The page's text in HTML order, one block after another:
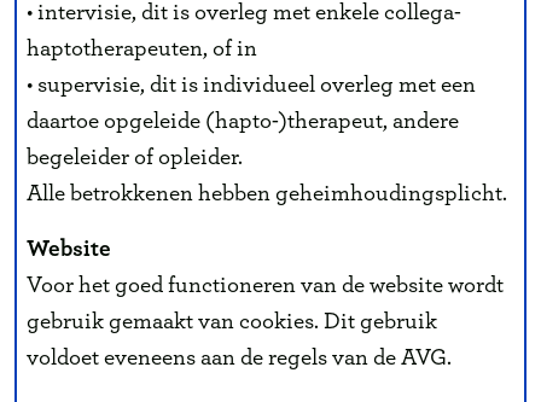
• intervisie, dit is overleg met enkele collega-
haptotherapeuten, of in
• supervisie, dit is individueel overleg met een
daartoe opgeleide (hapto-)therapeut, andere
begeleider of opleider.
Alle betrokkenen hebben geheimhoudingsplicht.
Website
Voor het goed functioneren van de website wordt
gebruik gemaakt van cookies. Dit gebruik
voldoet eveneens aan de regels van de AVG.